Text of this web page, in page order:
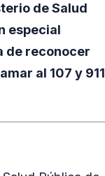
de Salud
especial
de reconocer
al 107 y 911